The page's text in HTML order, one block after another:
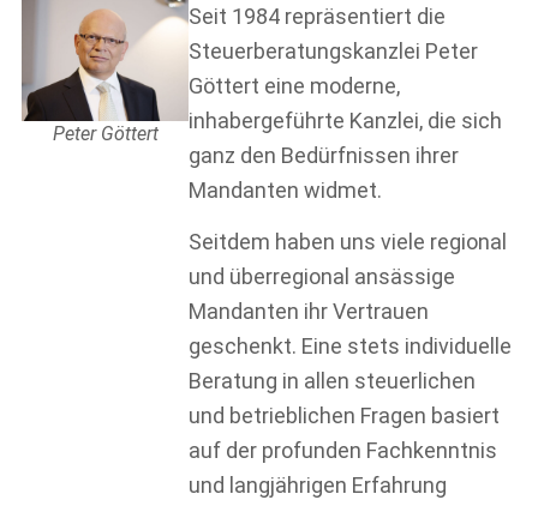
Peter Göttert
Seit 1984 repräsentiert die
Steuerberatungskanzlei Peter
Göttert eine moderne,
inhabergeführte Kanzlei, die sich
ganz den Bedürfnissen ihrer
Mandanten widmet.
Seitdem haben uns viele regional
und überregional ansässige
Mandanten ihr Vertrauen
geschenkt. Eine stets individuelle
Beratung in allen steuerlichen
und betrieblichen Fragen basiert
auf der profunden Fachkenntnis
und langjährigen Erfahrung